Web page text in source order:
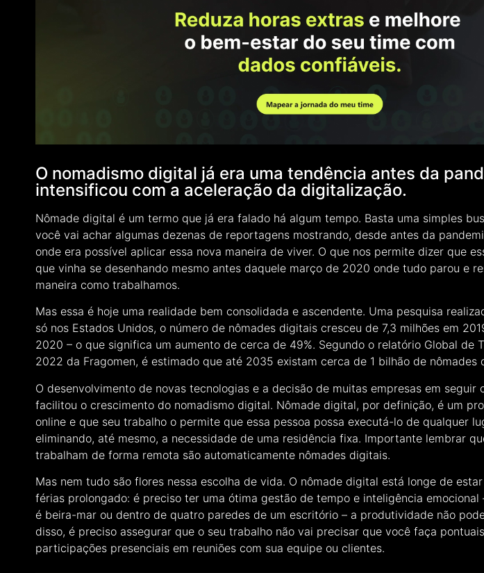
O nomadismo digital já era uma tendência antes da
intensificou com a aceleração da digitalização.
Nômade digital é um termo que já era falado há algum tempo. Basta uma simples
você vai achar algumas dezenas de reportagens mostrando, desde antes da
onde era possível aplicar essa nova maneira de viver. O que nos permite dizer que
que vinha se desenhando mesmo antes daquele março de 2020 onde tudo parou e
maneira como trabalhamos.
Mas essa é hoje uma realidade bem consolidada e ascendente. Uma pesquisa
só nos Estados Unidos, o número de nômades digitais cresceu de 7,3 milhões em
2020 – o que significa um aumento de cerca de 49%. Segundo o relatório Global de
2022 da Fragomen, é estimado que até 2035 existam cerca de 1 bilhão de nômades
O desenvolvimento de novas tecnologias e a decisão de muitas empresas em seguir
facilitou o crescimento do nomadismo digital. Nômade digital, por definição, é um
online e que seu trabalho o permite que essa pessoa possa executá-lo de qualquer
eliminando, até mesmo, a necessidade de uma residência fixa. Importante lembrar
trabalham de forma remota são automaticamente nômades digitais.
Mas nem tudo são flores nessa escolha de vida. O nômade digital está longe de
férias prolongado: é preciso ter uma ótima gestão de tempo e inteligência
é beira-mar ou dentro de quatro paredes de um escritório – a produtividade não
disso, é preciso assegurar que o seu trabalho não vai precisar que você faça
participações presenciais em reuniões com sua equipe ou clientes.